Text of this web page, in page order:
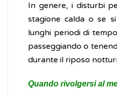
In genere, i disturbi
stagione calda o se
lunghi periodi di
passeggiando o
durante il riposo
Quando rivolgersi al